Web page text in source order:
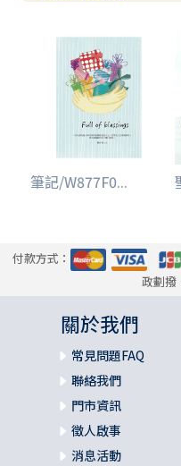
筆記/W877F0...
付款方式：
政劃撥
關於我們
常見問題FAQ
聯絡我們
門市資訊
徵人啟事
消息活動